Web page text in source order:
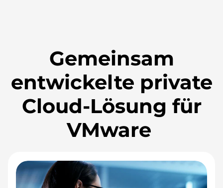
Gemeinsam
entwickelte private
Cloud-Lösung für
VMware